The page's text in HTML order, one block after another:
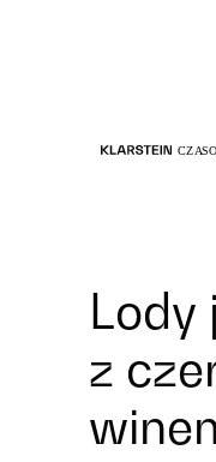
Lody
z